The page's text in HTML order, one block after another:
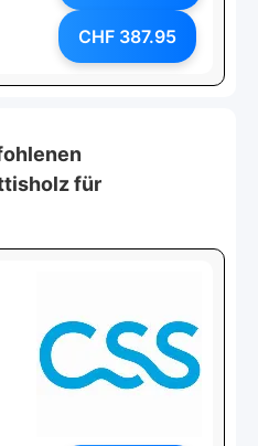
CHF 387.95
für